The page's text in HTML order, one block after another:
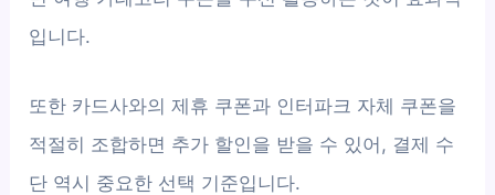
입니다.
또한 카드사와의 제휴 쿠폰과 인터파크 자체 쿠폰을
적절히 조합하면 추가 할인을 받을 수 있어, 결제 수
단 역시 중요한 선택 기준입니다.